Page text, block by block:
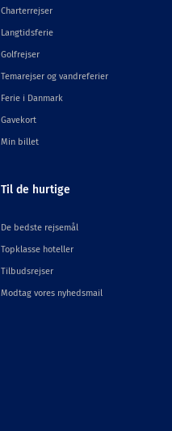
Charterrejser
Langtidsferie
Golfrejser
Temarejser og vandreferier
Ferie i Danmark
Gavekort
Min billet
Til de hurtige
De bedste rejsemål
Topklasse hoteller
Tilbudsrejser
Modtag vores nyhedsmail